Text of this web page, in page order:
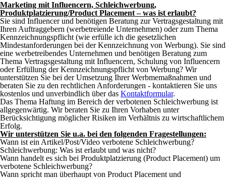
Marketing mit Influencern, Schleichwerbung,
Produktplatzierung/Product Placement – was ist erlaubt?
Sie sind Influencer und benötigen Beratung zur Vertragsgestaltung mit
Ihren Auftraggebern (werbetreiende Unternehmen) oder zum Thema
Kennzeichnungspflicht (wie erfülle ich die gesetzlichen
Mindestanforderungen bei der Kennzeichnung von Werbung). Sie sind
eine werbetreibendes Unternehmen und benötigen Beratung zum
Thema Vertragsgestaltung mit Influencern, Schulung von Influencern
oder Erfüllung der Kennzeichnungspflicht von Werbung? Wir
unterstützen Sie bei der Umsetzung Ihrer Werbmemaßnahmen und
beraten Sie zu den rechtlichen Anforderungen - kontaktieren Sie uns
kostenlos und unverbindlich über das Kontaktformular.
Das Thema Haftung im Bereich der verbotenen Schleichwerbung ist
allgegenwärtig. Wir beraten Sie zu Ihren Vorhaben unter
Berücksichtigung möglicher Risiken im Verhältnis zu wirtschaftlichem
Erfolg.
Wir unterstützen Sie u.a. bei den folgenden Fragestellungen:
Wann ist ein Artikel/Post/Video verbotene Schleichwerbung?
Schleichwerbung: Was ist erlaubt und was nicht?
Wann handelt es sich bei Produktplatzierung (Product Placement) um
verbotene Schleichwerbung?
Wann spricht man überhaupt von Product Placement und